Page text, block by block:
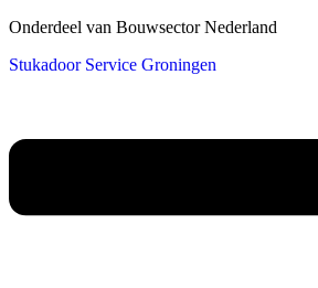
Onderdeel van Bouwsector Nederland
Stukadoor Service Groningen